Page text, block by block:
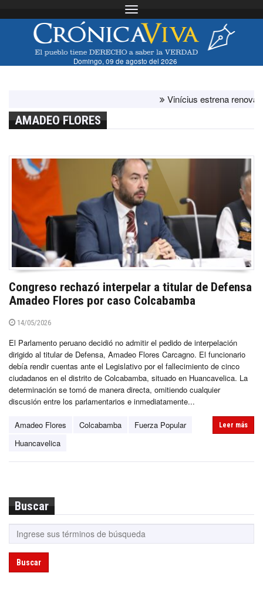
Toggle navigation
Domingo, 09 de agosto del 2026
Vinícius estrena
AMADEO FLORES
Congreso rechazó interpelar a titular de Defensa
Amadeo Flores por caso Colcabamba
14/05/2026
El Parlamento peruano decidió no admitir el pedido de interpelación
dirigido al titular de Defensa, Amadeo Flores Carcagno. El funcionario
debía rendir cuentas ante el Legislativo por el fallecimiento de cinco
ciudadanos en el distrito de Colcabamba, situado en Huancavelica. La
determinación se tomó de manera directa, omitiendo cualquier
discusión entre los parlamentarios e inmediatamente...
Amadeo Flores Colcabamba
Fuerza Popular
Huancavelica
Leer más
Buscar
Buscar